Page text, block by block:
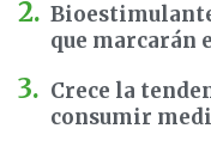
que marcarán
Crece la
consumir